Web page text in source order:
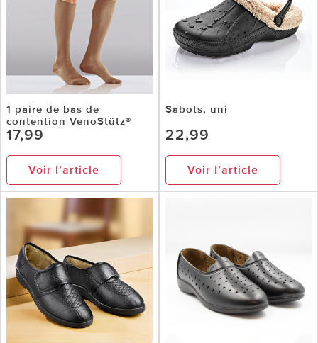
1 paire de bas de
contention VenoStütz®
17,99
Voir l’article
Sabots, uni
22,99
Voir l’article